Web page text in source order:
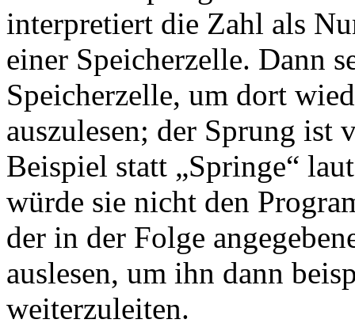
interpretiert die Zahl als
einer Speicherzelle. Dann
Speicherzelle, um dort
auszulesen; der Sprung ist
Beispiel statt „Springe“
würde sie nicht den
der in der Folge
auslesen, um ihn dann
weiterzuleiten.